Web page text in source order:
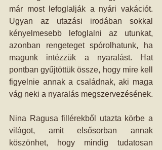
már most lefoglalják a nyári vakációt.
Ugyan az utazási irodában sokkal
kényelmesebb lefoglalni az utunkat,
azonban rengeteget spórolhatunk, ha
magunk intézzük a nyaralást. Hat
pontban gyűjtöttük össze, hogy mire kell
figyelnie annak a családnak, aki maga
vág neki a nyaralás megszervezésének.
Nina Ragusa fillérekből utazta körbe a
világot, amit elsősorban annak
köszönhet, hogy mindig tudatosan